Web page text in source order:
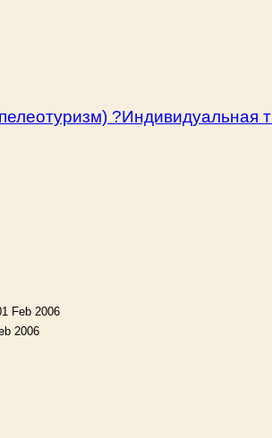
?Индивидуальная
Feb 2006
2006